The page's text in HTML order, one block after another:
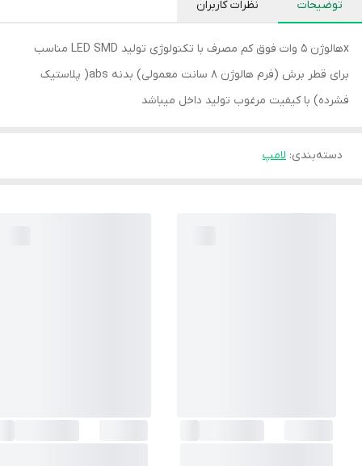
توضیحات نظرات کاربران
xهالوژن 5 وات فوق کم مصرف با تکنولوژی تولید LED SMD مناسب
برای قطر برش (فرم هالوژن 8 سانت معمولی) بدنه abs( پلاستیک
فشرده) با کیفیت مرغوب تولید داخل میباشد
دسته‌بندی: لامپ